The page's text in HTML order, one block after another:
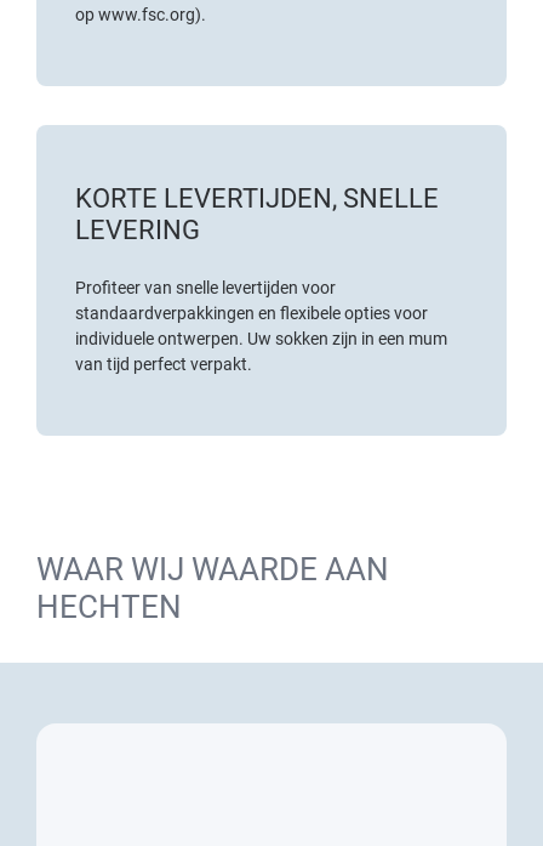
opwww.fsc.org).
KORTE LEVERTIJDEN, SNELLE
LEVERING
Profiteer van snelle levertijden voor
standaardverpakkingen en flexibele opties voor
individuele ontwerpen. Uw sokken zijn in een mum
van tijd perfect verpakt.
WAAR WIJ WAARDE AAN
HECHTEN